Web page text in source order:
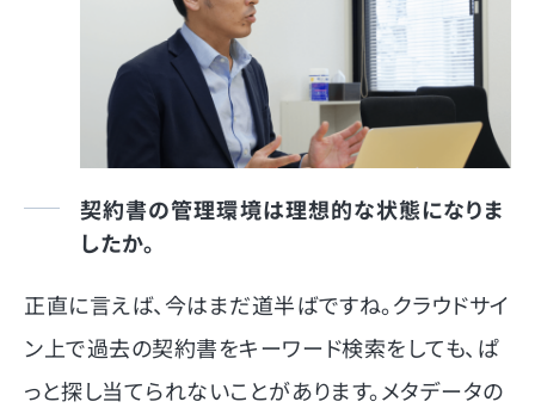
契約書の管理環境は理想的な状態になりま
したか。
正直に言えば、今はまだ道半ばですね。クラウドサイ
ン上で過去の契約書をキーワード検索をしても、ぱ
っと探し当てられないことがあります。メタデータの